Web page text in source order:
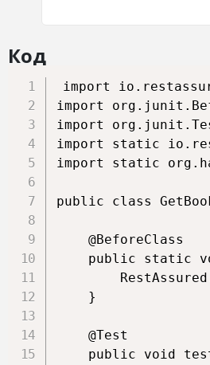
Код
import
import
import
import static
import static
public class
    @BeforeClass
public static
    }
    @Test
public void